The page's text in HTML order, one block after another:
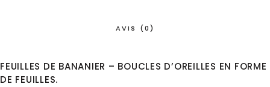
AVIS (0)
FEUILLES DE BANANIER – BOUCLES D’OREILLES EN FORME
DE FEUILLES.